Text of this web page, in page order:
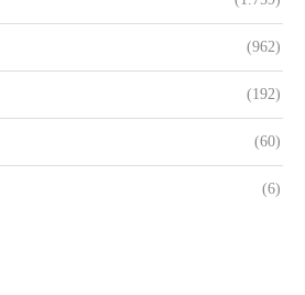
(962)
(192)
(60)
(6)